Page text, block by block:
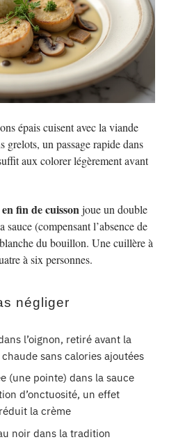
épais cuisent avec la viande
grelots, un passage rapide dans
aux colorer légèrement avant
fin de cuissonjoue un double
sauce (compensant l’absence de
du bouillon. Une cuillère à
à six personnes.
négliger
l’oignon, retiré avant la
sans calories ajoutées
(une pointe) dans la sauce
d’onctuosité, un effet
la crème
noir dans la tradition